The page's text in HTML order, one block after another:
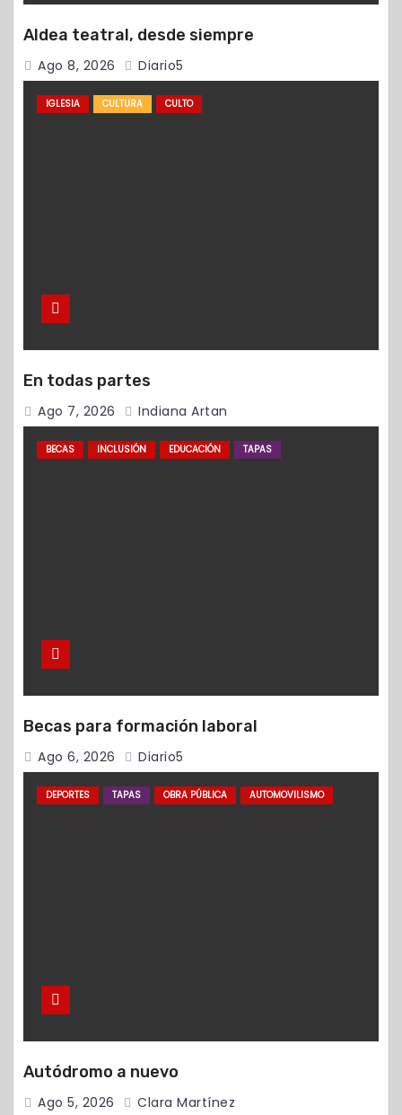
Aldea teatral, desde siempre
Ago 8, 2026 Diario5
IGLESIA CULTURA CULTO
En todas partes
Ago 7, 2026 Indiana Artan
BECAS INCLUSIÓN EDUCACIÓN TAPAS
Becas para formación laboral
Ago 6, 2026 Diario5
DEPORTES TAPAS OBRA PÚBLICA AUTOMOVILISMO
Autódromo a nuevo
Ago 5, 2026 Clara Martínez